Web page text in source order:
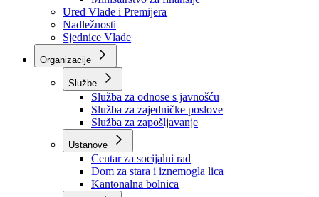
i sport
Ministarstvo za boračka pitanja
Ministarstvo za finansije
Ured Vlade i Premijera
Nadležnosti
Sjednice Vlade
Organizacije
Službe
Služba za odnose s javnošću
Služba za zajedničke poslove
Služba za zapošljavanje
Ustanove